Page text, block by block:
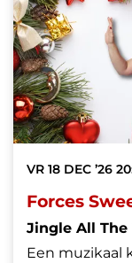
Forces
Jingle All The
VR 18 DEC ’26
Een muzikaal